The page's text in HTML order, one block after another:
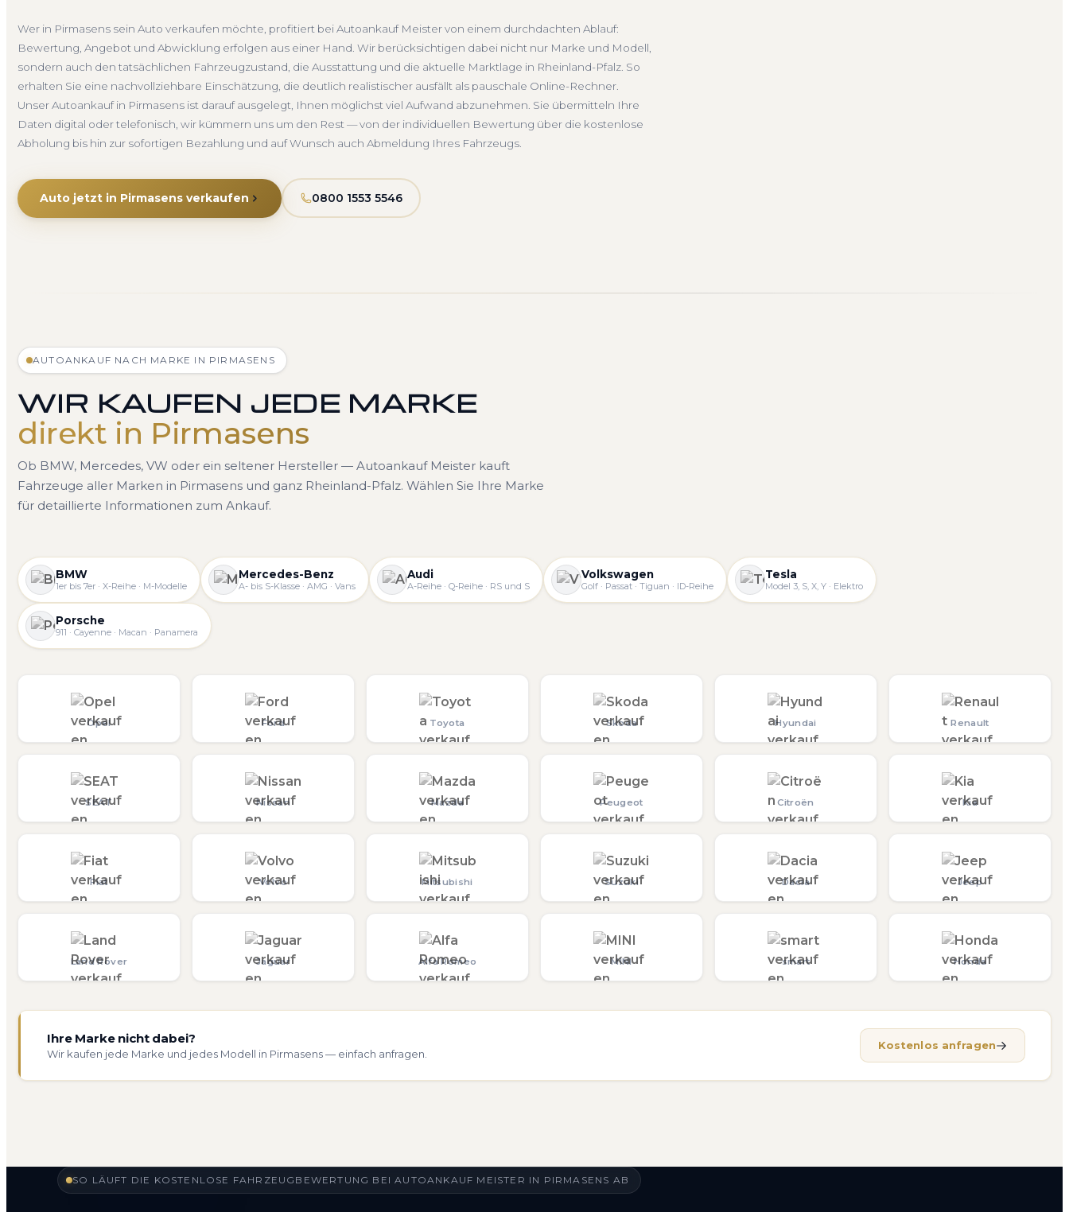
verbindliches Angebot und auf Wunsch den kompletten Service von der Abholung bis zur Abmeldung. Über
4.800 zufriedene Kunden sprechen für sich.
Seit 2010 4.800+ Ankäufe Komplettservice Rheinland-Pfalz
Wer in Pirmasens sein Auto verkaufen möchte, profitiert bei Autoankauf Meister von einem durchdachten Ablauf:
Bewertung, Angebot und Abwicklung erfolgen aus einer Hand. Wir berücksichtigen dabei nicht nur Marke und Modell,
sondern auch den tatsächlichen Fahrzeugzustand, die Ausstattung und die aktuelle Marktlage in Rheinland-Pfalz. So
erhalten Sie eine nachvollziehbare Einschätzung, die deutlich realistischer ausfällt als pauschale Online-Rechner.
Unser Autoankauf in Pirmasens ist darauf ausgelegt, Ihnen möglichst viel Aufwand abzunehmen. Sie übermitteln Ihre
Daten digital oder telefonisch, wir kümmern uns um den Rest — von der individuellen Bewertung über die kostenlose
Abholung bis hin zur sofortigen Bezahlung und auf Wunsch auch Abmeldung Ihres Fahrzeugs.
Auto jetzt in Pirmasens verkaufen 0800 1553 5546
AUTOANKAUF NACH MARKE IN PIRMASENS
WIR KAUFEN JEDE MARKE
direkt in Pirmasens
Ob BMW, Mercedes, VW oder ein seltener Hersteller — Autoankauf Meister kauft
Fahrzeuge aller Marken in Pirmasens und ganz Rheinland-Pfalz. Wählen Sie Ihre Marke
für detaillierte Informationen zum Ankauf.
BMW
1er bis 7er · X-Reihe · M-Modelle
Mercedes-Benz
A- bis S-Klasse · AMG · Vans
Audi
A-Reihe · Q-Reihe · RS und S
Volkswagen
Golf · Passat · Tiguan · ID-Reihe
Tesla
Model 3, S, X, Y · Elektro
Porsche
911 · Cayenne · Macan · Panamera
Opel Ford Toyota Skoda Hyundai Renault
SEAT Nissan Mazda Peugeot Citroën Kia
Fiat Volvo Mitsubishi Suzuki Dacia Jeep
Land Rover Jaguar Alfa Romeo MINI smart Honda
Ihre Marke nicht dabei?
Wir kaufen jede Marke und jedes Modell in Pirmasens — einfach anfragen.
Kostenlos anfragen
SO LÄUFT DIE KOSTENLOSE FAHRZEUGBEWERTUNG BEI AUTOANKAUF MEISTER IN PIRMASENS AB